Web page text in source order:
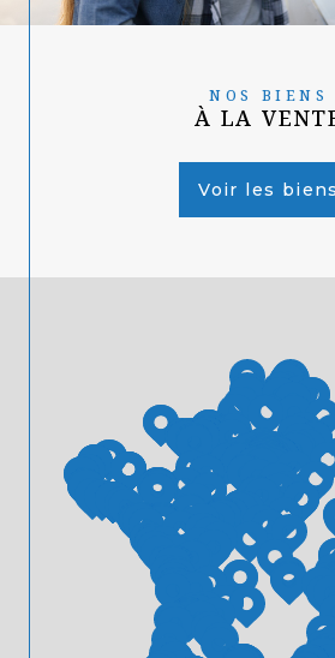
NOS BIENS
À LA
Voir les biens